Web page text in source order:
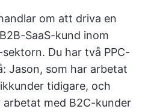
om att driva en
SaaS-kund inom
Du har två PPC-
Jason, som har arbetat
tidigare, och
arbetat med B2C-kunder